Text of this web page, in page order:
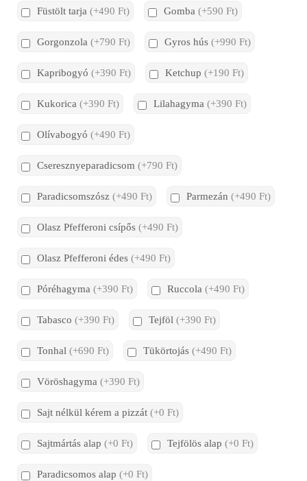
Füstölt tarja (+490 Ft) Gomba (+590 Ft)
Gorgonzola (+790 Ft) Gyros hús (+990 Ft)
Kapribogyó (+390 Ft) Ketchup (+190 Ft)
Kukorica (+390 Ft) Lilahagyma (+390 Ft)
Olívabogyó (+490 Ft)
Cseresznyeparadicsom (+790 Ft)
Paradicsomszósz (+490 Ft) Parmezán (+490 Ft)
Olasz Pfefferoni csípős (+490 Ft)
Olasz Pfefferoni édes (+490 Ft)
Póréhagyma (+390 Ft) Ruccola (+490 Ft)
Tabasco (+390 Ft) Tejföl (+390 Ft)
Tonhal (+690 Ft) Tükörtojás (+490 Ft)
Vöröshagyma (+390 Ft)
Sajt nélkül kérem a pizzát (+0 Ft)
Sajtmártás alap (+0 Ft) Tejfölös alap (+0 Ft)
Paradicsomos alap (+0 Ft)